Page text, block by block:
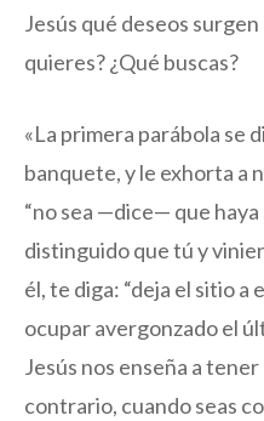
Jesús qué deseos
quieres? ¿Qué buscas?
«La primera parábola se
banquete, y le exhorta a
“no sea —dice— que
distinguido que tú y
él, te diga: “deja el sitio a
ocupar avergonzado el
Jesús nos enseña a
contrario, cuando seas